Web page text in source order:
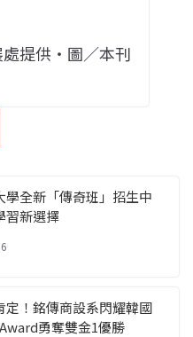
提供・圖／本刊
學全新「傳奇班」招生中
習新選擇
定！銘傳商設系閃耀韓國
勇奪雙金1優勝